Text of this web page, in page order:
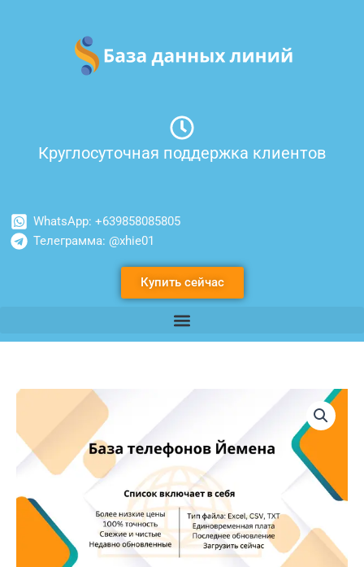
содержимому
Круглосуточная поддержка клиентов
WhatsApp: +639858085805
Телеграмма: @xhie01
Купить сейчас
Количество
телефонов
Йемена
на
миллионов